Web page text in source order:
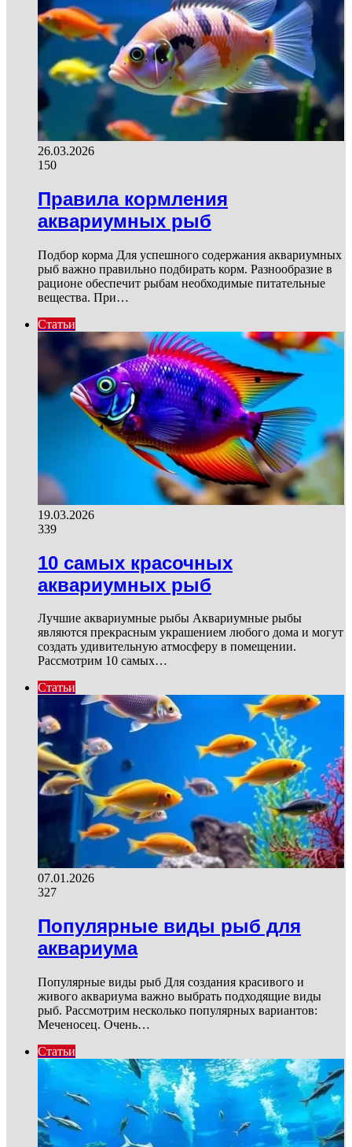
26.03.2026
150
Правила кормления
аквариумных рыб
Подбор корма Для успешного содержания аквариумных
рыб важно правильно подбирать корм. Разнообразие в
рационе обеспечит рыбам необходимые питательные
вещества. При…
Статьи
19.03.2026
339
10 самых красочных
аквариумных рыб
Лучшие аквариумные рыбы Аквариумные рыбы
являются прекрасным украшением любого дома и могут
создать удивительную атмосферу в помещении.
Рассмотрим 10 самых…
Статьи
07.01.2026
327
Популярные виды рыб для
аквариума
Популярные виды рыб Для создания красивого и
живого аквариума важно выбрать подходящие виды
рыб. Рассмотрим несколько популярных вариантов:
Меченосец. Очень…
Статьи